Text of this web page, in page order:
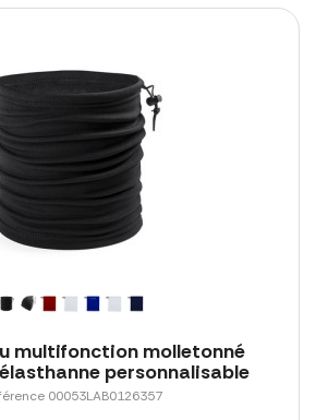
multifonction molletonné
personnalisable
00053LAB0126357